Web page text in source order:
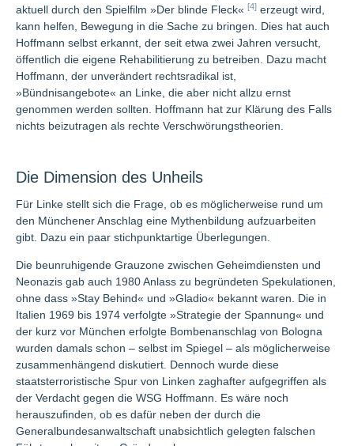
aktuell durch den Spielfilm »Der blinde Fleck« [4] erzeugt wird,
kann helfen, Bewegung in die Sache zu bringen. Dies hat auch
Hoffmann selbst erkannt, der seit etwa zwei Jahren versucht,
öffentlich die eigene Rehabilitierung zu betreiben. Dazu macht
Hoffmann, der unverändert rechtsradikal ist,
»Bündnisangebote« an Linke, die aber nicht allzu ernst
genommen werden sollten. Hoffmann hat zur Klärung des Falls
nichts beizutragen als rechte Verschwörungstheorien.
Die Dimension des Unheils
Für Linke stellt sich die Frage, ob es möglicherweise rund um
den Münchener Anschlag eine Mythenbildung aufzuarbeiten
gibt. Dazu ein paar stichpunktartige Überlegungen.
Die beunruhigende Grauzone zwischen Geheimdiensten und
Neonazis gab auch 1980 Anlass zu begründeten Spekulationen,
ohne dass »Stay Behind« und »Gladio« bekannt waren. Die in
Italien 1969 bis 1974 verfolgte »Strategie der Spannung« und
der kurz vor München erfolgte Bombenanschlag von Bologna
wurden damals schon – selbst im Spiegel – als möglicherweise
zusammenhängend diskutiert. Dennoch wurde diese
staatsterroristische Spur von Linken zaghafter aufgegriffen als
der Verdacht gegen die WSG Hoffmann. Es wäre noch
herauszufinden, ob es dafür neben der durch die
Generalbundesanwaltschaft unabsichtlich gelegten falschen